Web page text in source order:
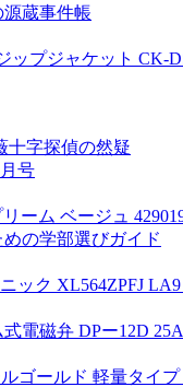
蔵事件帳
ップジャケット CK-
十字探偵の然疑
号
ーム ベージュ
の学部選びガイド
ック XL564ZPFJ
電磁弁 DPー12D
ルゴールド 軽量タイ